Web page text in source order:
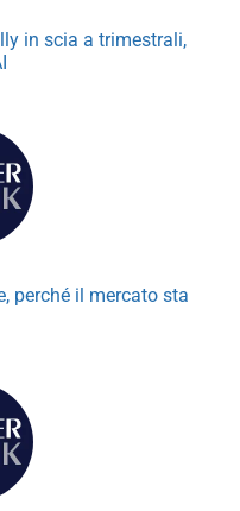
in scia a trimestrali,
perché il mercato sta